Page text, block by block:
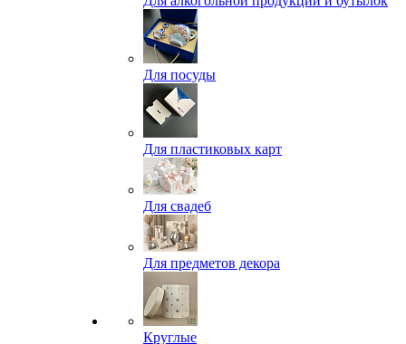
Для посуды
Для пластиковых карт
Для свадеб
Для предметов декора
Круглые